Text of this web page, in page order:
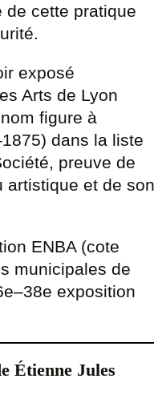
de cette pratique
exposé
Arts de Lyon
figure à
dans la liste
preuve de
artistique et de son
ENBA (cote
municipales de
exposition
Étienne Jules